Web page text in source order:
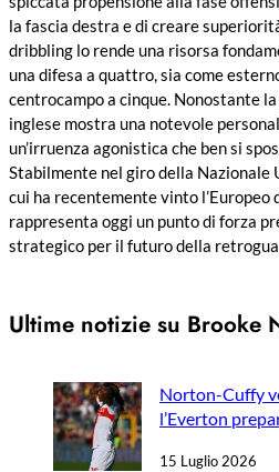
la fascia destra e di creare
dribbling lo rende una risorsa
una difesa a quattro, sia come
centrocampo a cinque. Nonostante
inglese mostra una notevole
un’irruenza agonistica che ben si
Stabilmente nel giro della Nazionale
cui ha recentemente vinto
rappresenta oggi un punto di forza
strategico per il futuro della
Ultime notizie su Brooke
Norton-Cuffy
l’Everton
15 Luglio 2026